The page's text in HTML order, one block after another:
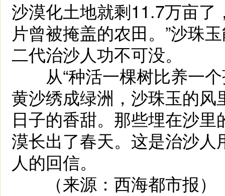
沙漠化土地就剩11.7万亩
片曾被掩盖的农田。”沙珠
二代治沙人功不可没。
从“种活一棵树比养一个
黄沙绣成绿洲，沙珠玉的
日子的香甜。那些埋在沙
漠长出了春天。这是治沙
人的回信。
（来源：西海都市报）